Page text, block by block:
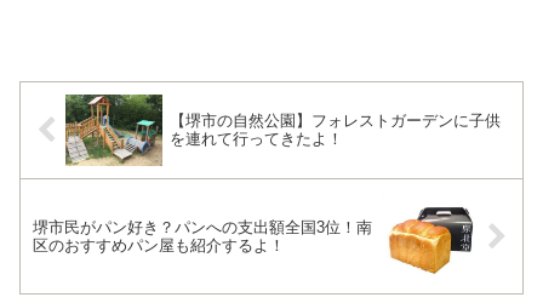
【堺市の自然公園】フォレストガーデンに子供
を連れて行ってきたよ！
堺市民がパン好き？パンへの支出額全国3位！南
区のおすすめパン屋も紹介するよ！